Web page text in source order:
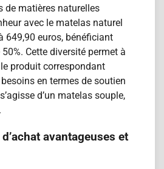
de matières naturelles
avec le matelas naturel
649,90 euros, bénéficiant
Cette diversité permet à
produit correspondant
en termes de soutien
d’un matelas souple,
avantageuses et